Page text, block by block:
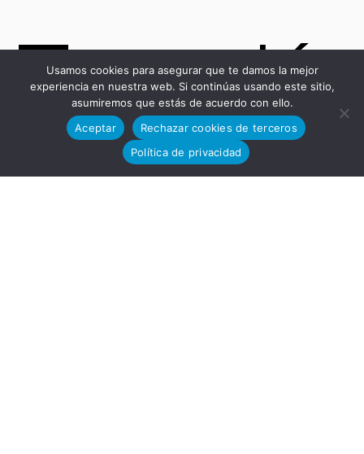
Tecnoló
gico
Usamos cookies para asegurar que te damos la mejor
experiencia en nuestra web. Si continúas usando este sitio,
asumiremos que estás de acuerdo con ello.
Aceptar
Rechazar cookies de terceros
Política de privacidad